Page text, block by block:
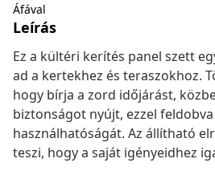
Áfával
Leírás
Ez a kültéri kerítés panel szett
ad a kertekhez és teraszokhoz.
hogy bírja a zord időjárást,
biztonságot nyújt, ezzel
használhatóságát. Az állítható
teszi, hogy a saját igényeidhez